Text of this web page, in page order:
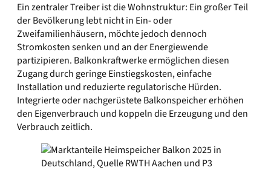
Ein zentraler Treiber ist die Wohnstruktur: Ein großer Teil
der Bevölkerung lebt nicht in Ein- oder
Zweifamilienhäusern, möchte jedoch dennoch
Stromkosten senken und an der Energiewende
partizipieren. Balkonkraftwerke ermöglichen diesen
Zugang durch geringe Einstiegskosten, einfache
Installation und reduzierte regulatorische Hürden.
Integrierte oder nachgerüstete Balkonspeicher erhöhen
den Eigenverbrauch und koppeln die Erzeugung und den
Verbrauch zeitlich.